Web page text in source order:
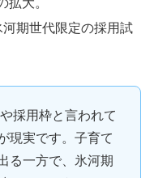
拡大。
河期世代限定の採用試
採用枠と言われて
現実です。子育て
る一方で、氷河期